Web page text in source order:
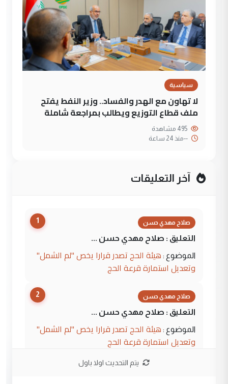
سياسية
لا تهاون مع الهدر والفساد.. وزير النفط يفتح
ملف قطاع التوزيع ويطالب بمراجعة شاملة
--منذ 24 ساعة
آخر التعليقات
1 صلاح مهدي حسن
التعليق : صلاح مهدي حسن ...
الموضوع : هيئة الحج تصدر قرارا يخص "لم الشمل"
وتعديل استمارة قرعة الحج
2 صلاح مهدي حسن
التعليق : صلاح مهدي حسن ...
الموضوع : هيئة الحج تصدر قرارا يخص "لم الشمل"
وتعديل استمارة قرعة الحج
يتم التحديث اولا باول